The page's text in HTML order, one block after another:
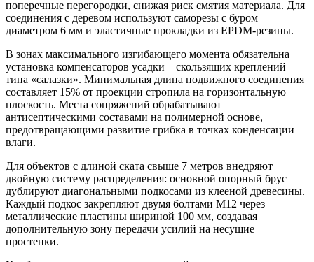
поперечные перегородки, снижая риск смятия материала. Для
соединения с деревом используют саморезы с буром
диаметром 6 мм и эластичные прокладки из EPDM-резины.
В зонах максимального изгибающего момента обязательна
установка компенсаторов усадки – скользящих креплений
типа «салазки». Минимальная длина подвижного соединения
составляет 15% от проекции стропила на горизонтальную
плоскость. Места сопряжений обрабатывают
антисептическими составами на полимерной основе,
предотвращающими развитие грибка в точках конденсации
влаги.
Для объектов с длиной ската свыше 7 метров внедряют
двойную систему распределения: основной опорный брус
дублируют диагональными подкосами из клееной древесины.
Каждый подкос закрепляют двумя болтами М12 через
металлические пластины шириной 100 мм, создавая
дополнительную зону передачи усилий на несущие
простенки.